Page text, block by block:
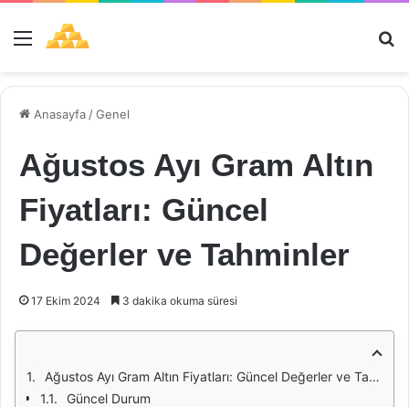
Menü
Anasayfa /Genel
Ağustos Ayı Gram Altın
Fiyatları: Güncel
Değerler ve Tahminler
17 Ekim 2024 3 dakika okuma süresi
Ağustos Ayı Gram Altın Fiyatları: Güncel Değerler ve Tahminler
Güncel Durum